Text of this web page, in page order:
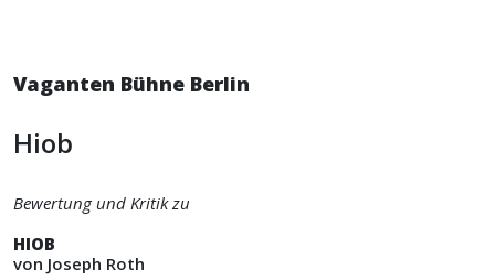
Vaganten Bühne Berlin
Hiob
Bewertung und Kritik zu
HIOB
von Joseph Roth